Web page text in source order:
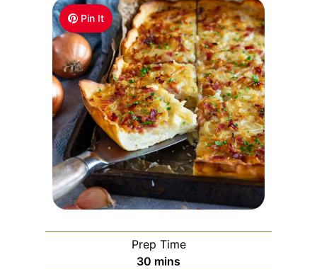
Pin It
Prep Time
30 m
mins